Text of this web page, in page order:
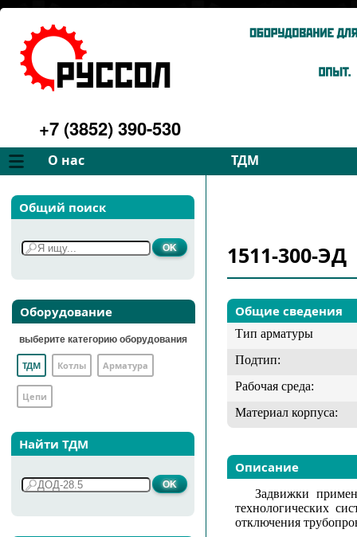
+7 (3852) 390-530
О нас ТДМ
Компания
Философия
Услуги
Галерея
Контакты
Запчасти
Подбор
Общий поиск
Оборудование
выберите категорию оборудования
ТДМ Котлы Арматура
Цепи
Найти ТДМ
1511-300-ЭД
Общие сведения
Тип арматуры
Подтип:
Рабочая среда:
Материал корпуса:
Описание
Задвижки
технологических
отключения